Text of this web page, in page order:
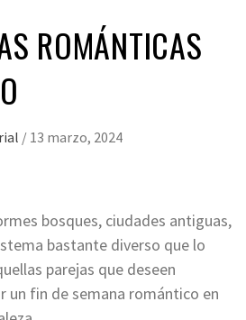
ROMÁNTICAS
/ 13 marzo, 2024
bosques, ciudades antiguas,
bastante diverso que lo
parejas que deseen
un fin de semana romántico en